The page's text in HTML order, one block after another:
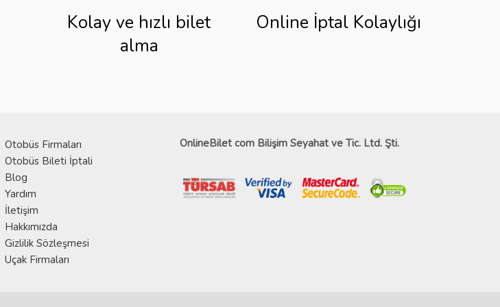
Kolay ve hızlı bilet
alma
Online İptal Kolaylığı
Otobüs Firmaları
Otobüs Bileti İptali
Blog
Yardım
İletişim
Hakkımızda
Gizlilik Sözleşmesi
Uçak Firmaları
OnlineBilet com Bilişim Seyahat ve Tic. Ltd. Şti.